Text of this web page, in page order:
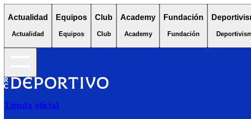
Actualidad
Actualidad
Equipos
Equipos
Club
Club
Academy
Academy
Fundación
Fundación
Tienda oficial